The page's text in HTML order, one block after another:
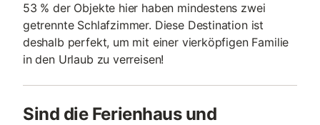
53 % der Objekte hier haben mindestens zwei
getrennte Schlafzimmer. Diese Destination ist
deshalb perfekt, um mit einer vierköpfigen Familie
in den Urlaub zu verreisen!
Sind die Ferienhaus und